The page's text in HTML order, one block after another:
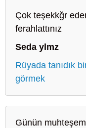
Çok teşekkğr
ferahlattınız
Seda ylmz
Rüyada tanıdık
görmek
Günün